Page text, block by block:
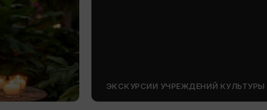
ЭКСКУРСИИ УЧРЕЖДЕНИЙ КУЛЬТУРЫ